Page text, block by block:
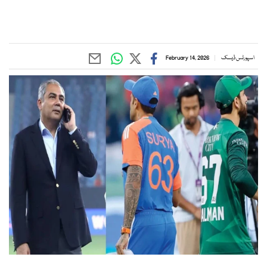
اسپورٹس ڈیسک February 14, 2026